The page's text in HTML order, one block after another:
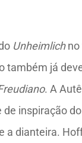
Unheimlichno
também já
. A
inspiração
a dianteira.